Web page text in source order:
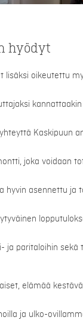
hyödyt
lisäksi oikeutettu
Kaskipuun
joka voidaan
hyvin asennettu ja
ja paritaloihin sekä
elämää
ja ulko-